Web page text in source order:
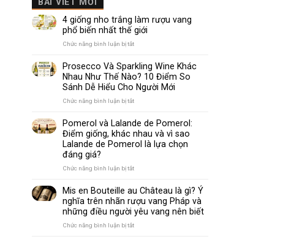
4 giống nho trắng làm rượu vang
phổ biến nhất thế giới
Chức năng bình luận bị tắtở
giống
nho
trắng
làm
biến
nhất
thế
Prosecco Và Sparkling Wine Khác
Nhau Như Thế Nào? 10 Điểm So
Sánh Dễ Hiểu Cho Người Mới
Chức năng bình luận bị tắtở
Và
Sparkling
Wine
Khác
10
Điểm
So
Dễ
Pomerol và Lalande de Pomerol:
Điểm giống, khác nhau và vì sao
Lalande de Pomerol là lựa chọn
đáng giá?
Chức năng bình luận bị tắtở
Lalande
de
Pomerol:
Mis en Bouteille au Château là gì? Ý
nghĩa trên nhãn rượu vang Pháp và
những điều người yêu vang nên biết
Chức năng bình luận bị tắtở